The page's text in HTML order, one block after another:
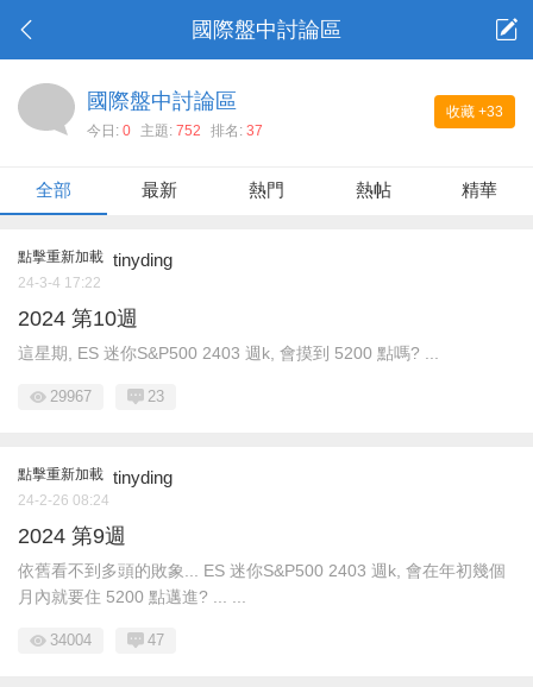
國際盤中討論區
收藏 +33
國際盤中討論區
今日: 0 主題: 752 排名: 37
全部 最新 熱門 熱帖 精華
點擊重新加載 tinyding
24-3-4 17:22
2024 第10週
這星期, ES 迷你S&P500 2403 週k, 會摸到 5200 點嗎? ...
29967 23
點擊重新加載 tinyding
24-2-26 08:24
2024 第9週
依舊看不到多頭的敗象... ES 迷你S&P500 2403 週k, 會在年初幾個
月內就要住 5200 點邁進? ... ...
34004 47